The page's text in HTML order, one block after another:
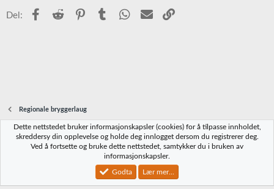
Del: Facebook
Reddit PinterestTumblr WhatsApp
E-post
Regionale bryggerlaug
Norbrygg-default
Vilkår og regler Personvernregler
Community platform by XenForo® © 2010-2023 XenForo Ltd.
Dette nettstedet bruker informasjonskapsler (cookies) for å tilpasse innholdet,
skreddersy din opplevelse og holde deg innlogget dersom du registrerer deg.
Ved å fortsette og bruke dette nettstedet, samtykker du i bruken av
informasjonskapsler.
Godta Lær mer...